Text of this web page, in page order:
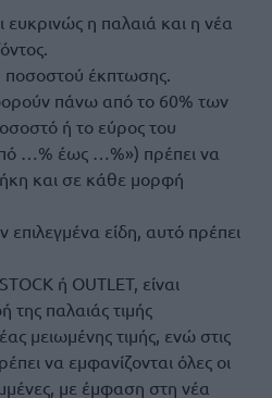
η παλαιά και η νέα
ποσοστού έκπτωσης.
πάνω από το 60% των
ή το εύρος του
…% έως …%») πρέπει να
και σε κάθε μορφή
είδη, αυτό πρέπει
ή OUTLET, είναι
παλαιάς τιμής
μειωμένης τιμής, ενώ στις
να εμφανίζονται όλες οι
με έμφαση στη νέα